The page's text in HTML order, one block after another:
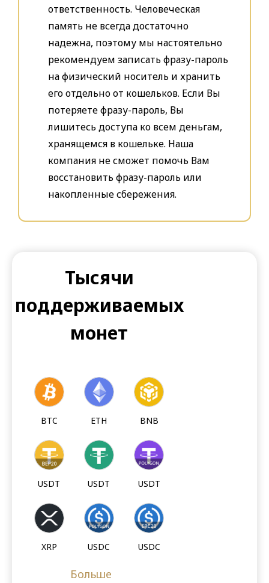
ответственность. Человеческая
память не всегда достаточно
надежна, поэтому мы настоятельно
рекомендуем записать фразу-пароль
на физический носитель и хранить
его отдельно от кошельков. Если Вы
потеряете фразу-пароль, Вы
лишитесь доступа ко всем деньгам,
хранящемся в кошельке. Наша
компания не сможет помочь Вам
восстановить фразу-пароль или
накопленные сбережения.
Тысячи
поддерживаемых
монет
BTC ETH BNB
USDT USDT USDT
XRP USDC USDC
Больше